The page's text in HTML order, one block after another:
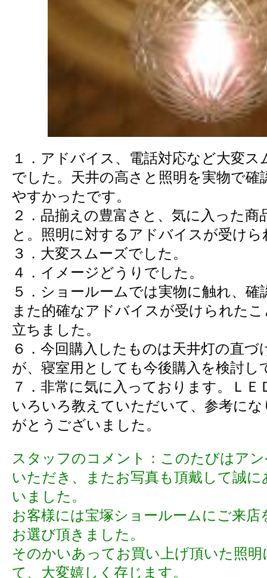
１．アドバイス、電話対応など大変ス
でした。天井の高さと照明を実物で確
やすかったです。
２．品揃えの豊富さと、気に入った商
と。照明に対するアドバイスが受け
３．大変スムーズでした。
４．イメージどうりでした。
５．ショールームでは実物に触れ、確
また的確なアドバイスが受けられた
立ちました。
６．今回購入したものは天井灯の直
が、寝室用としても今後購入を検討し
７．非常に気に入っております。ＬＥ
いろいろ教えていただいて、参考に
がとうございました。
スタッフのコメント：このたびはア
いただき、またお写真も頂戴して誠
いました。
お客様には宝塚ショールームにご来店
お選び頂きました。
そのかいあってお買い上げ頂いた照明
て、大変嬉しく存じます。